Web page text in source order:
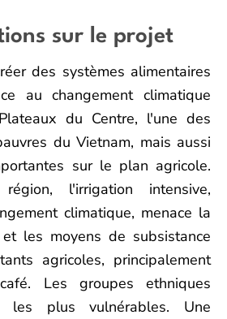
sur le projet
des systèmes alimentaires
au changement climatique
du Centre, l'une des
du Vietnam, mais aussi
sur le plan agricole.
l'irrigation intensive,
climatique, menace la
les moyens de subsistance
agricoles, principalement
Les groupes ethniques
les plus vulnérables. Une